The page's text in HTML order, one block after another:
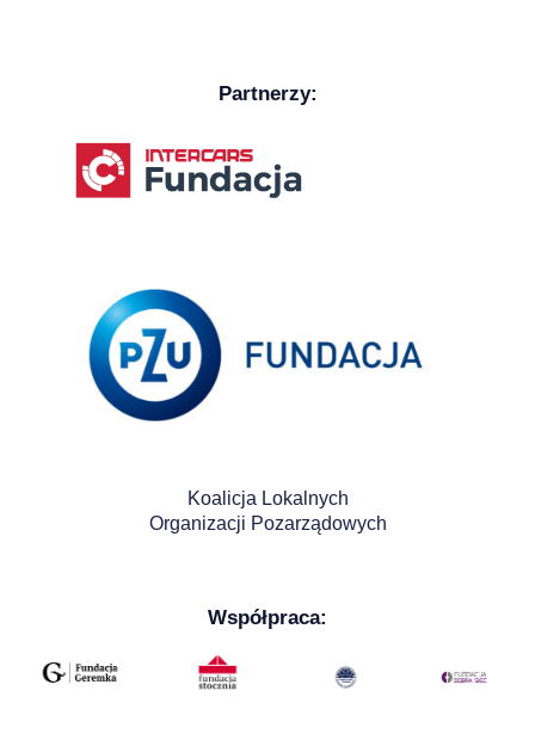
Partnerzy:
Koalicja Lokalnych
Organizacji Pozarządowych
Współpraca: